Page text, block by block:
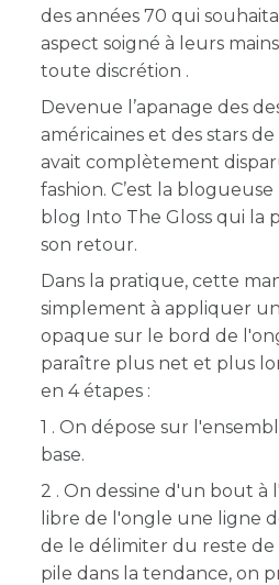
des années 70 qui
aspect soigné à leurs
toute discrétion .
Devenue l’apanage des
américaines et des stars
avait complètement
fashion. C’est la
blog Into The Gloss qui la
son retour.
Dans la pratique, cette
simplement à appliquer
opaque sur le bord de
paraître plus net et plus
en 4 étapes :
1 . On dépose sur
base.
2 . On dessine d'un bout à
libre de l'ongle une ligne
de le délimiter du reste
pile dans la tendance, on